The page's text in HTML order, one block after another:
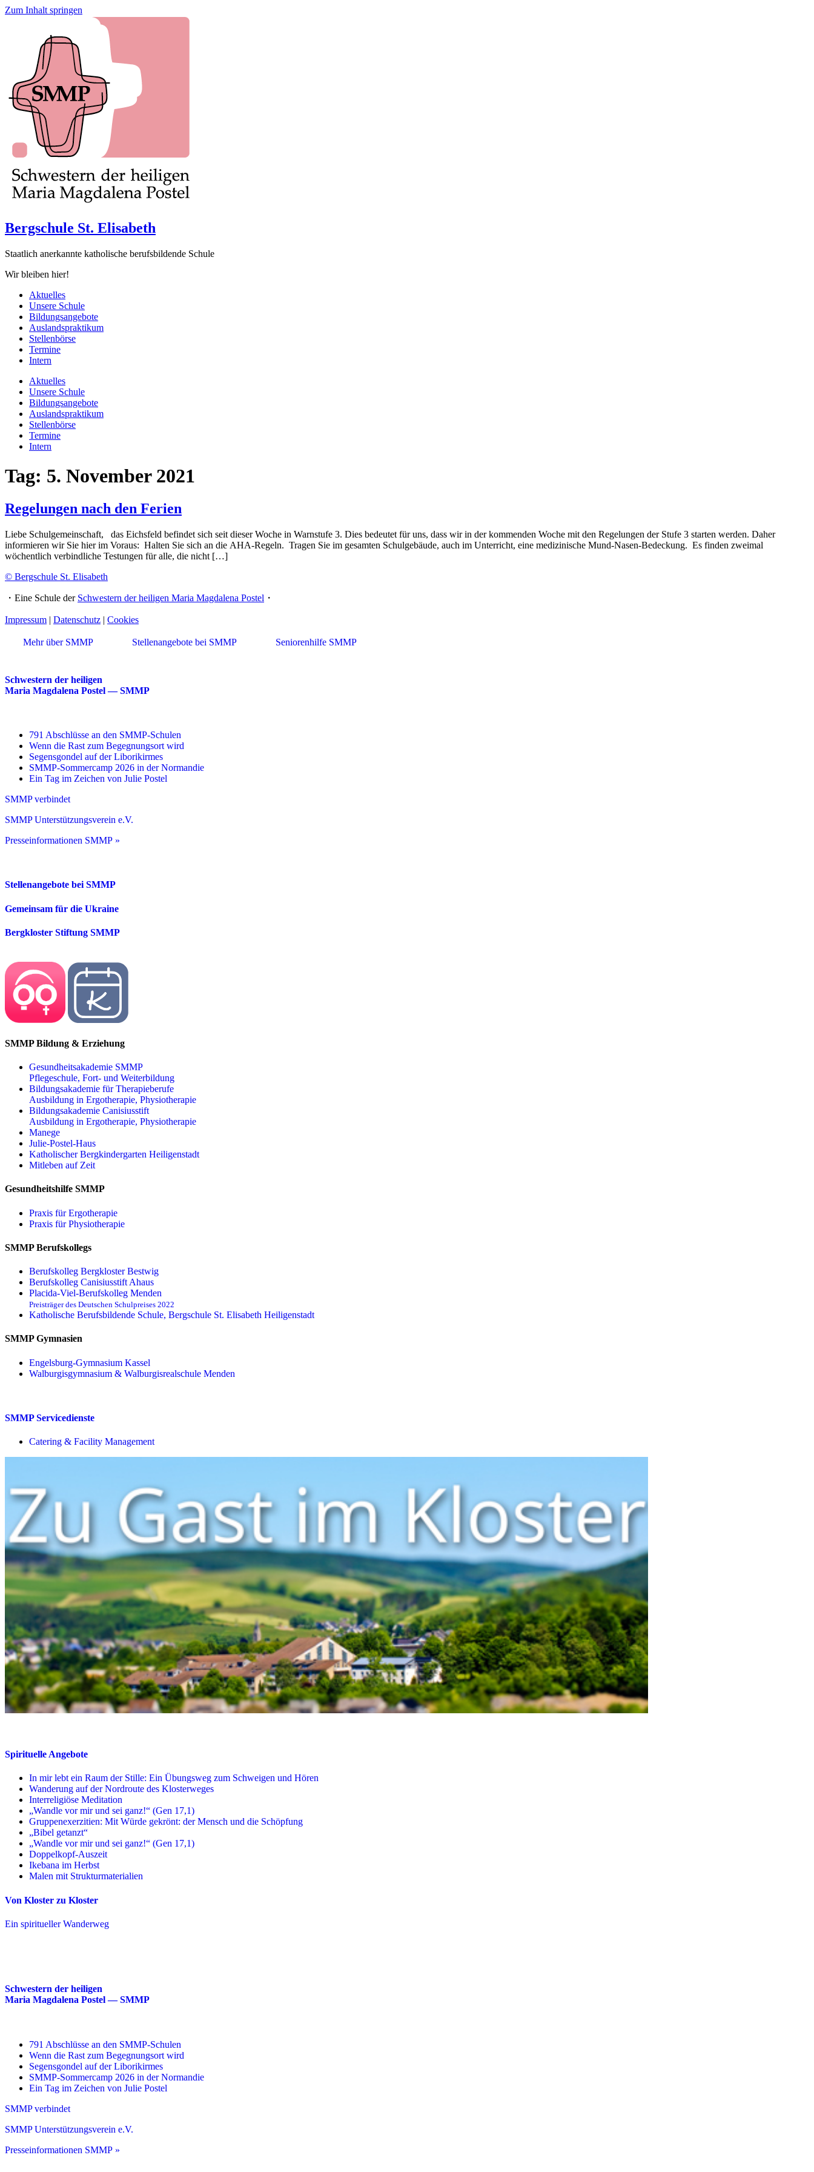
Zum Inhalt springen
Bergschule St. Elisabeth
Staatlich anerkannte katholische berufsbildende Schule
Wir bleiben hier!
Aktuelles
Unsere Schule
Bildungsangebote
Auslandspraktikum
Stellenbörse
Termine
Intern
Aktuelles
Unsere Schule
Bildungsangebote
Auslandspraktikum
Stellenbörse
Termine
Intern
Tag: 5. November 2021
Regelungen nach den Ferien
Liebe Schulgemeinschaft, das Eichsfeld befindet sich seit dieser Woche in Warnstufe 3. Dies bedeutet für uns, dass wir in der kommenden Woche mit den Regelungen der Stufe 3 starten werden. Daher
informieren wir Sie hier im Voraus: Halten Sie sich an die AHA-Regeln. Tragen Sie im gesamten Schulgebäude, auch im Unterricht, eine medizinische Mund-Nasen-Bedeckung. Es finden zweimal
wöchentlich verbindliche Testungen für alle, die nicht […]
© Bergschule St. Elisabeth
・Eine Schule der Schwestern der heiligen Maria Magdalena Postel ・
Impressum | Datenschutz | Cookies
Mehr über SMMP Stellenangebote bei SMMP Seniorenhilfe SMMP
Schwestern der heiligen
Maria Magdalena Postel — SMMP
791 Abschlüsse an den SMMP-Schulen
Wenn die Rast zum Begegnungsort wird
Segensgondel auf der Liborikirmes
SMMP-Sommercamp 2026 in der Normandie
Ein Tag im Zeichen von Julie Postel
SMMP verbindet
SMMP Unterstützungsverein e.V.
Presseinformationen SMMP »
Stellenangebote bei SMMP
Gemeinsam für die Ukraine
Bergkloster Stiftung SMMP
SMMP Bildung & Erziehung
Gesundheitsakademie SMMP
Pflegeschule, Fort- und Weiterbildung
Bildungsakademie für Therapieberufe
Ausbildung in Ergotherapie, Physiotherapie
Bildungsakademie Canisiusstift
Ausbildung in Ergotherapie, Physiotherapie
Manege
Julie-Postel-Haus
Katholischer Bergkindergarten Heiligenstadt
Mitleben auf Zeit
Gesundheitshilfe SMMP
Praxis für Ergo­therapie
Praxis für Physio­therapie
SMMP Berufskollegs
Berufskolleg Bergkloster Bestwig
Berufskolleg Canisiusstift Ahaus
Placida-Viel-Berufskolleg Menden
Preisträger des Deutschen Schulpreises 2022
Katholische Berufsbildende Schule, Bergschule St. Elisabeth Heiligenstadt
SMMP Gymnasien
Engelsburg-Gymnasium Kassel
Walburgisgymnasium & Walburgisrealschule Menden
SMMP Servicedienste
Catering & Facility Management
Spirituelle Angebote
In mir lebt ein Raum der Stille: Ein Übungsweg zum Schweigen und Hören
Wanderung auf der Nordroute des Klosterweges
Interreligiöse Meditation
„Wandle vor mir und sei ganz!“ (Gen 17,1)
Gruppenexerzitien: Mit Würde gekrönt: der Mensch und die Schöpfung
„Bibel getanzt“
„Wandle vor mir und sei ganz!“ (Gen 17,1)
Doppelkopf-Auszeit
Ikebana im Herbst
Malen mit Strukturmaterialien
Von Kloster zu Kloster
Ein spiritueller Wanderweg
Schwestern der heiligen
Maria Magdalena Postel — SMMP
791 Abschlüsse an den SMMP-Schulen
Wenn die Rast zum Begegnungsort wird
Segensgondel auf der Liborikirmes
SMMP-Sommercamp 2026 in der Normandie
Ein Tag im Zeichen von Julie Postel
SMMP verbindet
SMMP Unterstützungsverein e.V.
Presseinformationen SMMP »